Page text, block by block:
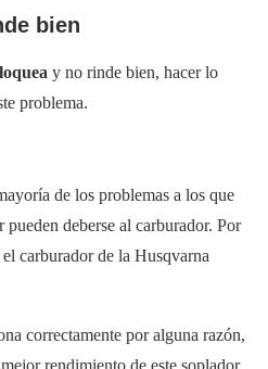
bien
y no rinde bien, hacer lo
problema.
de los problemas a los que
pueden deberse al carburador. Por
carburador de la Husqvarna
correctamente por alguna razón,